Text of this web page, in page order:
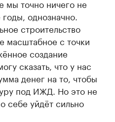
мы точно ничего не
однозначно.
строительство
масштабное с точки
создание
сказать, что у нас
денег на то, чтобы
под ИЖД. Но это не
себе уйдёт сильно